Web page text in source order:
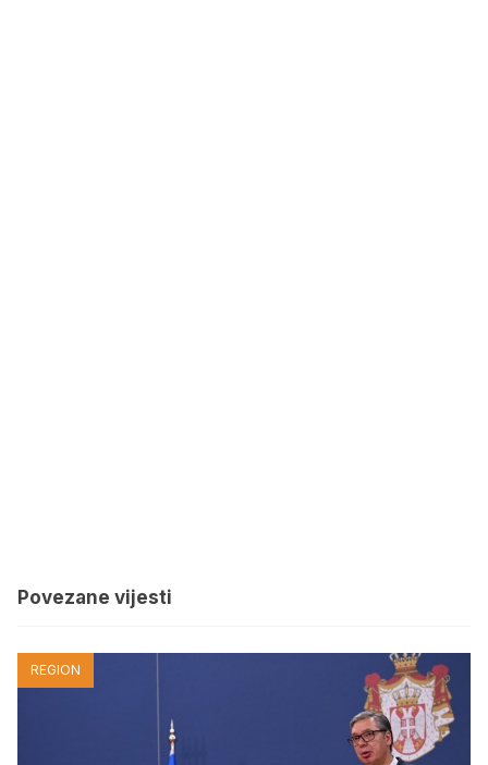
Povezane vijesti
REGION